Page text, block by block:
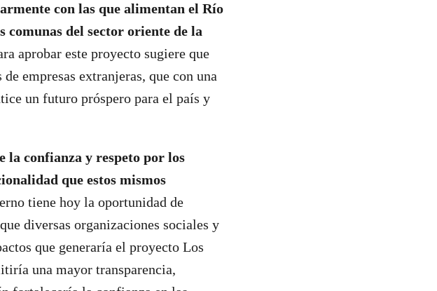
con las que alimentan el Río
comunas del sector oriente de la
aprobar este proyecto sugiere que
empresas extranjeras, que con una
un futuro próspero para el país y
la confianza y respeto por los
que estos mismos
tiene hoy la oportunidad de
diversas organizaciones sociales y
que generaría el proyecto Los
una mayor transparencia,